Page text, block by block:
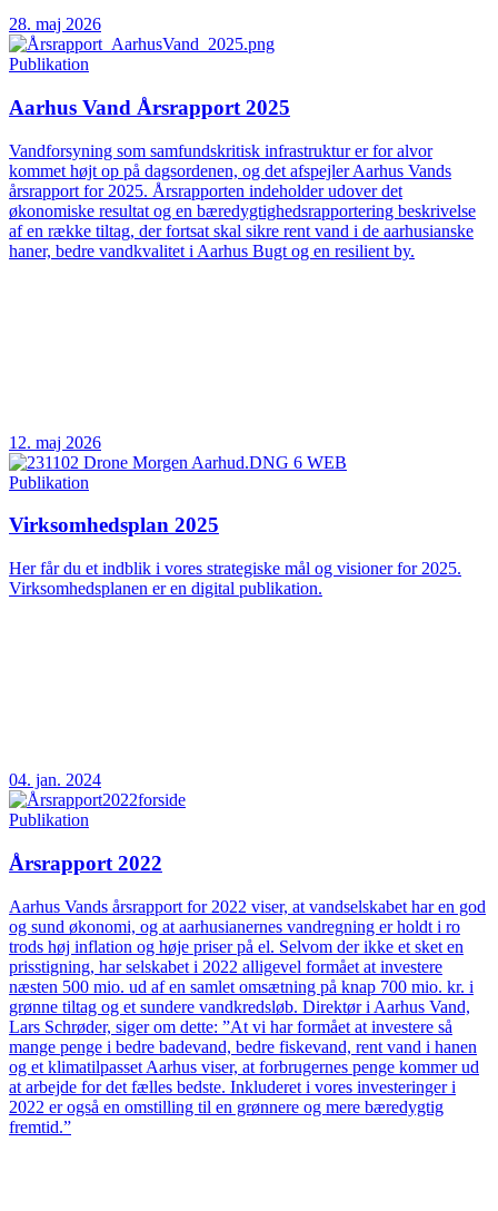
28. maj 2026
Publikation
Aarhus Vand Årsrapport 2025
Vandforsyning som samfundskritisk infrastruktur er for alvor
kommet højt op på dagsordenen, og det afspejler Aarhus Vands
årsrapport for 2025. Årsrapporten indeholder udover det
økonomiske resultat og en bæredygtighedsrapportering beskrivelse
af en række tiltag, der fortsat skal sikre rent vand i de aarhusianske
haner, bedre vandkvalitet i Aarhus Bugt og en resilient by.
12. maj 2026
Publikation
Virksomhedsplan 2025
Her får du et indblik i vores strategiske mål og visioner for 2025.
Virksomhedsplanen er en digital publikation.
04. jan. 2024
Publikation
Årsrapport 2022
Aarhus Vands årsrapport for 2022 viser, at vandselskabet har en god
og sund økonomi, og at aarhusianernes vandregning er holdt i ro
trods høj inflation og høje priser på el. Selvom der ikke et sket en
prisstigning, har selskabet i 2022 alligevel formået at investere
næsten 500 mio. ud af en samlet omsætning på knap 700 mio. kr. i
grønne tiltag og et sundere vandkredsløb. Direktør i Aarhus Vand,
Lars Schrøder, siger om dette: ”At vi har formået at investere så
mange penge i bedre badevand, bedre fiskevand, rent vand i hanen
og et klimatilpasset Aarhus viser, at forbrugernes penge kommer ud
at arbejde for det fælles bedste. Inkluderet i vores investeringer i
2022 er også en omstilling til en grønnere og mere bæredygtig
fremtid.”